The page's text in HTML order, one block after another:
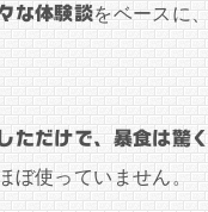
な体験談をベースに
ただけで、暴食は驚
ぼ使っていません。